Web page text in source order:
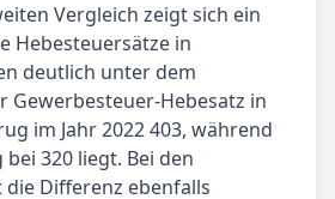
Vergleich zeigt sich ein
Hebesteuersätze in
deutlich unter dem
Gewerbesteuer-Hebesatz in
im Jahr 2022 403, während
320 liegt. Bei den
Differenz ebenfalls